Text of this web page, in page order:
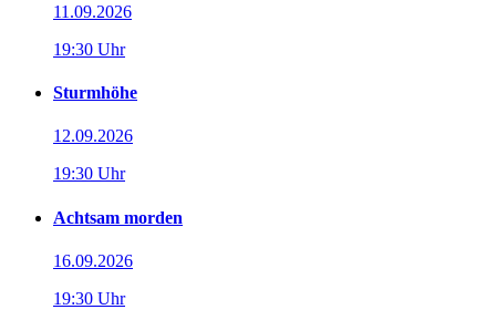
11.09.2026
19:30 Uhr
Sturmhöhe
12.09.2026
19:30 Uhr
Achtsam morden
16.09.2026
19:30 Uhr